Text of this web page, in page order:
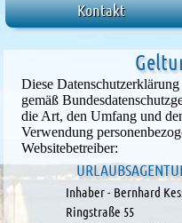
Kontakt
Diese
gemäß
die Art, den Umfang und
Verwendung
Websitebetreiber:
Inhaber - Bernhard
Ringstraße 55